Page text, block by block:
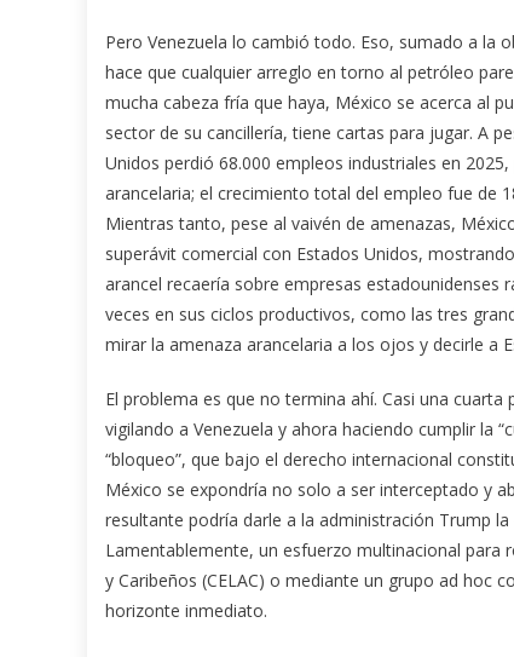
Pero Venezuela lo cambió todo. Eso, sumado a la
hace que cualquier arreglo en torno al petróleo
mucha cabeza fría que haya, México se acerca al
sector de su cancillería, tiene cartas para jugar. A
Unidos perdió 68.000 empleos industriales en
arancelaria; el crecimiento total del empleo fue de
Mientras tanto, pese al vaivén de amenazas,
superávit comercial con Estados Unidos,
arancel recaería sobre empresas estadounidenses
veces en sus ciclos productivos, como las tres
mirar la amenaza arancelaria a los ojos y decirle a
El problema es que no termina ahí. Casi una
vigilando a Venezuela y ahora haciendo cumplir la
“bloqueo”, que bajo el derecho internacional
México se expondría no solo a ser interceptado y
resultante podría darle a la administración Trump
Lamentablemente, un esfuerzo multinacional para
y Caribeños (CELAC) o mediante un grupo ad hoc
horizonte inmediato.